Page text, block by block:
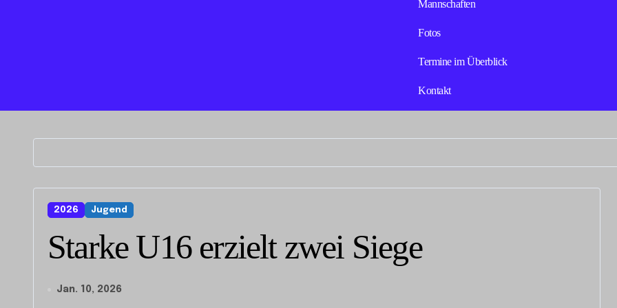
Mannschaften
Fotos
Termine im Überblick
Kontakt
2026 Jugend
Starke U16 erzielt zwei Siege
Jan. 10, 2026